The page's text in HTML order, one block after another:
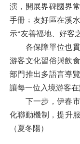
演，開展界碑國界
手冊﹔友好區在溪
示“友善福地、好客
各保障單位也貫
游客文化習俗與飲
部門推出多語言導
讓每一位入境游客
下一步，伊春市
化聯動機制，提升
（夏冬陽）